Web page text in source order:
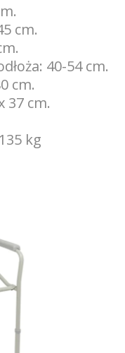
cm.
40-54 cm.
cm.
37 cm.
kg